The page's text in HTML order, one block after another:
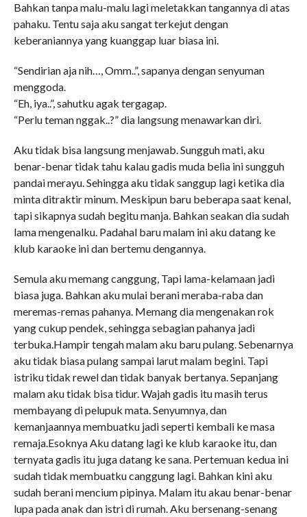
Bahkan tanpa malu-malu lagi meletakkan tangannya di atas
pahaku. Tentu saja aku sangat terkejut dengan
keberaniannya yang kuanggap luar biasa ini.
“Sendirian aja nih…, Omm..”, sapanya dengan senyuman
menggoda.
“Eh, iya..”, sahutku agak tergagap.
“Perlu teman nggak..?” dia langsung menawarkan diri.
Aku tidak bisa langsung menjawab. Sungguh mati, aku
benar-benar tidak tahu kalau gadis muda belia ini sungguh
pandai merayu. Sehingga aku tidak sanggup lagi ketika dia
minta ditraktir minum. Meskipun baru beberapa saat kenal,
tapi sikapnya sudah begitu manja. Bahkan seakan dia sudah
lama mengenalku. Padahal baru malam ini aku datang ke
klub karaoke ini dan bertemu dengannya.
Semula aku memang canggung, Tapi lama-kelamaan jadi
biasa juga. Bahkan aku mulai berani meraba-raba dan
meremas-remas pahanya. Memang dia mengenakan rok
yang cukup pendek, sehingga sebagian pahanya jadi
terbuka.Hampir tengah malam aku baru pulang. Sebenarnya
aku tidak biasa pulang sampai larut malam begini. Tapi
istriku tidak rewel dan tidak banyak bertanya. Sepanjang
malam aku tidak bisa tidur. Wajah gadis itu masih terus
membayang di pelupuk mata. Senyumnya, dan
kemanjaannya membuatku jadi seperti kembali ke masa
remaja.Esoknya Aku datang lagi ke klub karaoke itu, dan
ternyata gadis itu juga datang ke sana. Pertemuan kedua ini
sudah tidak membuatku canggung lagi. Bahkan kini aku
sudah berani mencium pipinya. Malam itu akau benar-benar
lupa pada anak dan istri di rumah. Aku bersenang-senang